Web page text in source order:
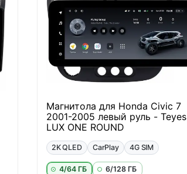
Магнитола для Honda Civic 7
2001-2005 левый руль - Teyes
LUX ONE ROUND
2K QLED CarPlay 4G SIM
4/64 ГБ 6/128 ГБ